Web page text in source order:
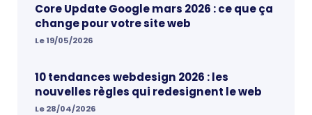
Core Update Google mars 2026 : ce que ça
change pour votre site web
Le 19/05/2026
10 tendances webdesign 2026 : les
nouvelles règles qui redesignent le web
Le 28/04/2026